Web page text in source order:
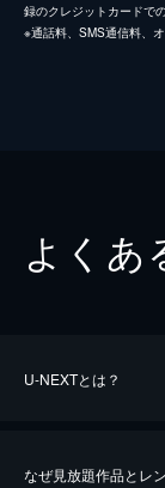
録のクレジットカードで
※通話料、SMS通信料、
よくあ
U-NEXTとは？
なぜ見放題作品とレ